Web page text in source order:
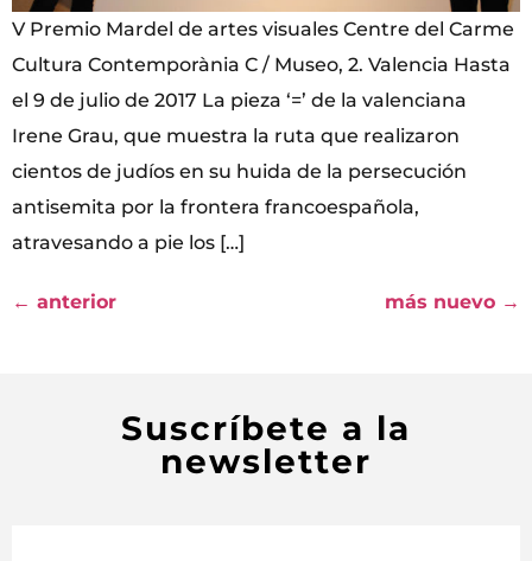
V Premio Mardel de artes visuales Centre del Carme
Cultura Contemporània C / Museo, 2. Valencia Hasta
el 9 de julio de 2017 La pieza ‘=’ de la valenciana
Irene Grau, que muestra la ruta que realizaron
cientos de judíos en su huida de la persecución
antisemita por la frontera francoespañola,
atravesando a pie los […]
← anterior más nuevo →
Suscríbete a la
newsletter